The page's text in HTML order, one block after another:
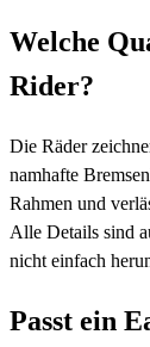
Welche
Rider?
Die Räder
namhafte
Rahmen und
Alle Details sind
nicht einfach
Passt ein